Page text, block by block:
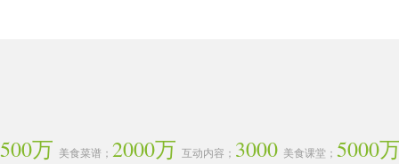
500万 美食菜谱； 2000万 互动内容； 3000 美食课堂； 5000